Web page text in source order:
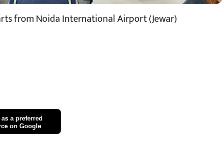
from Noida International Airport (Jewar)
a preferred
on Google